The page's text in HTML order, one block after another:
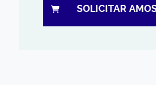
SOLICITAR